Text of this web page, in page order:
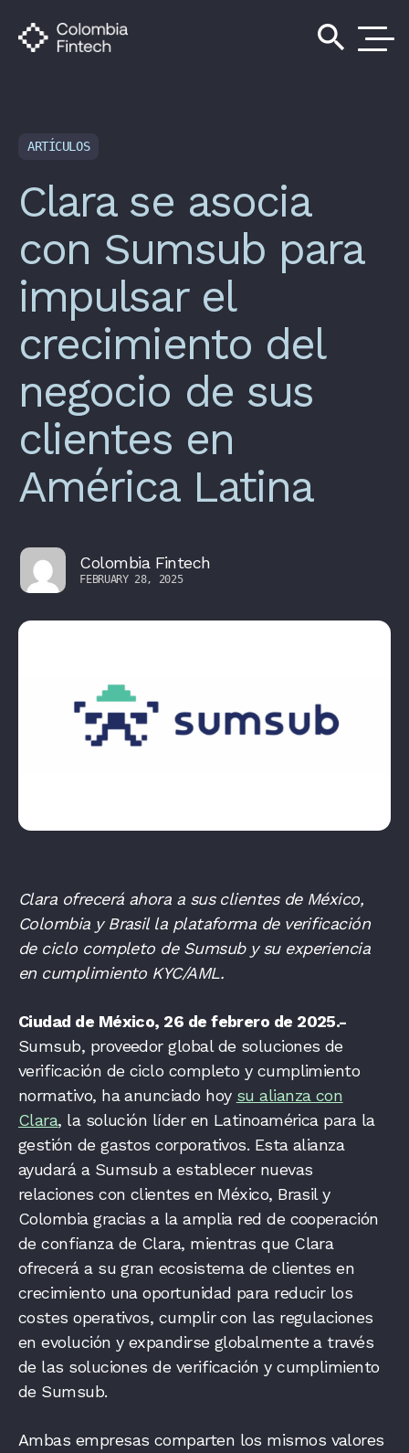
search
ARTÍCULOS
Clara se asocia
con Sumsub para
impulsar el
crecimiento del
negocio de sus
clientes en
América Latina
Colombia Fintech
FEBRUARY 28, 2025
Clara ofrecerá ahora a sus clientes de México,
Colombia y Brasil la plataforma de verificación
de ciclo completo de Sumsub y su experiencia
en cumplimiento KYC/AML.
Ciudad de México, 26 de febrero de 2025.-
Sumsub, proveedor global de soluciones de
verificación de ciclo completo y cumplimiento
normativo, ha anunciado hoy su alianza con
Clara, la solución líder en Latinoamérica para la
gestión de gastos corporativos. Esta alianza
ayudará a Sumsub a establecer nuevas
relaciones con clientes en México, Brasil y
Colombia gracias a la amplia red de cooperación
de confianza de Clara, mientras que Clara
ofrecerá a su gran ecosistema de clientes en
crecimiento una oportunidad para reducir los
costes operativos, cumplir con las regulaciones
en evolución y expandirse globalmente a través
de las soluciones de verificación y cumplimiento
de Sumsub.
Ambas empresas comparten los mismos valores